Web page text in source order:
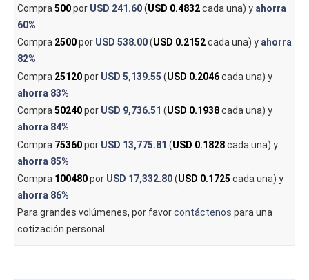
Compra 500por USD 241.60(USD 0.4832cada una) y ahorra
60%
Compra 2500por USD 538.00(USD 0.2152cada una) y ahorra
82%
Compra 25120por USD 5,139.55 (USD 0.2046cada una) y
ahorra 83%
Compra50240por USD 9,736.51 (USD 0.1938cada una) y
ahorra 84%
Compra 75360por USD 13,775.81 (USD 0.1828cada una) y
ahorra 85%
Compra 100480por USD 17,332.80(USD 0.1725 cada una) y
ahorra 86%
Para grandes volúmenes, por favorcontáctenos para una
cotización personal.